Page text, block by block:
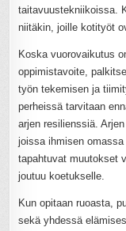
taitavuustekniikoissa.
niitäkin, joille kotityöt
Koska vuorovaikutus
oppimistavoite,
työn tekemisen ja
perheissä tarvitaan
arjen resilienssiä.
joissa ihmisen
tapahtuvat muutokset
joutuu koetukselle.
Kun opitaan ruoasta,
sekä yhdessä